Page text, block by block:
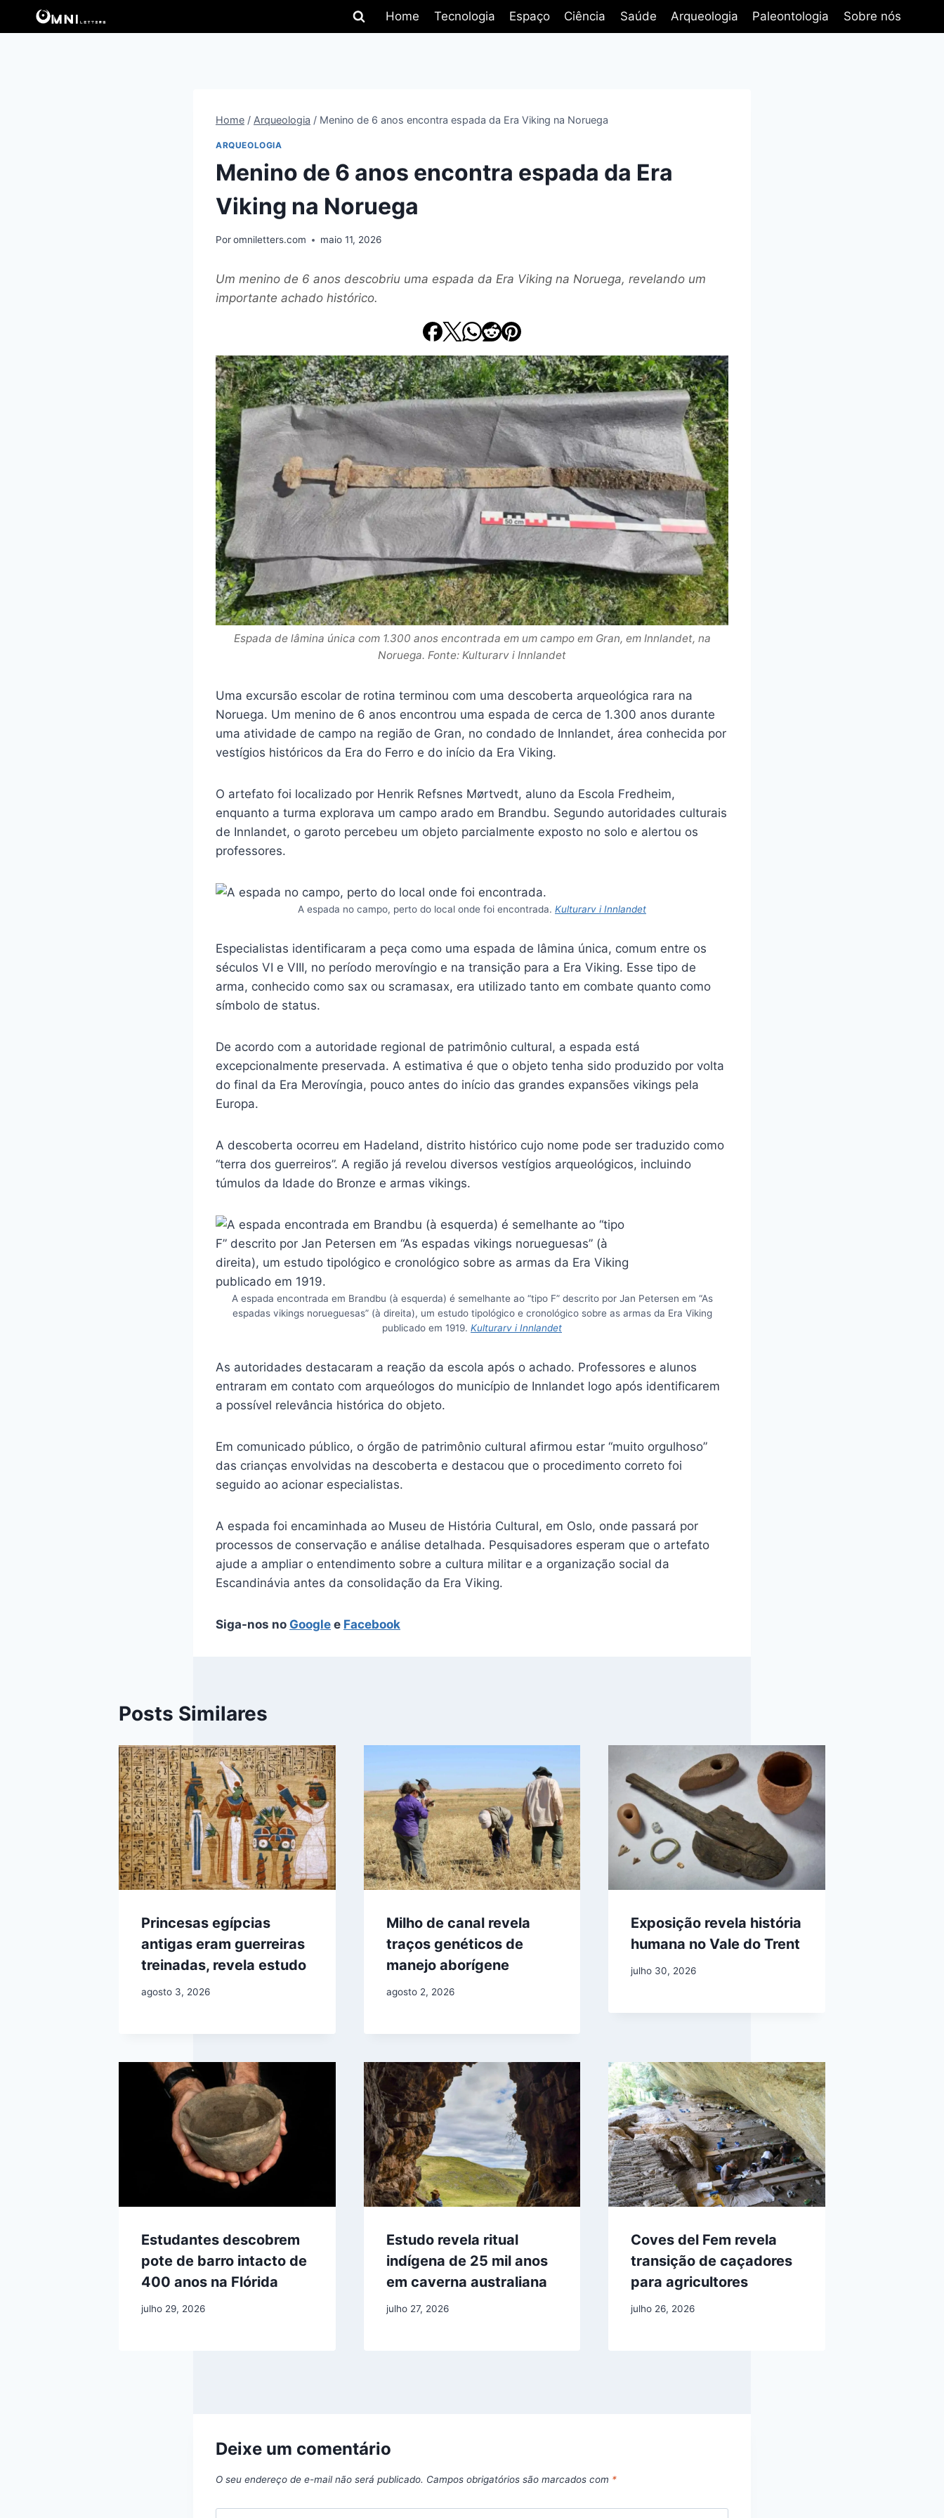
Home Tecnologia Espaço Ciência Saúde Arqueologia Paleontologia Sobre nós
Home / Arqueologia / Menino de 6 anos encontra espada da Era Viking na Noruega
ARQUEOLOGIA
Menino de 6 anos encontra espada da Era
Viking na Noruega
Poromniletters.com maio 11, 2026
Um menino de 6 anos descobriu uma espada da Era Viking na Noruega, revelando um
importante achado histórico.
Espada de lâmina única com 1.300 anos encontrada em um campo em Gran, em Innlandet, na
Noruega. Fonte: Kulturarv i Innlandet
Uma excursão escolar de rotina terminou com uma descoberta arqueológica rara na
Noruega. Um menino de 6 anos encontrou uma espada de cerca de 1.300 anos durante
uma atividade de campo na região de Gran, no condado de Innlandet, área conhecida por
vestígios históricos da Era do Ferro e do início da Era Viking.
O artefato foi localizado por Henrik Refsnes Mørtvedt, aluno da Escola Fredheim,
enquanto a turma explorava um campo arado em Brandbu. Segundo autoridades culturais
de Innlandet, o garoto percebeu um objeto parcialmente exposto no solo e alertou os
professores.
A espada no campo, perto do local onde foi encontrada. Kulturarv i Innlandet
Especialistas identificaram a peça como uma espada de lâmina única, comum entre os
séculos VI e VIII, no período merovíngio e na transição para a Era Viking. Esse tipo de
arma, conhecido como sax ou scramasax, era utilizado tanto em combate quanto como
símbolo de status.
De acordo com a autoridade regional de patrimônio cultural, a espada está
excepcionalmente preservada. A estimativa é que o objeto tenha sido produzido por volta
do final da Era Merovíngia, pouco antes do início das grandes expansões vikings pela
Europa.
A descoberta ocorreu em Hadeland, distrito histórico cujo nome pode ser traduzido como
“terra dos guerreiros”. A região já revelou diversos vestígios arqueológicos, incluindo
túmulos da Idade do Bronze e armas vikings.
A espada encontrada em Brandbu (à esquerda) é semelhante ao “tipo F” descrito por Jan Petersen em “As
espadas vikings norueguesas” (à direita), um estudo tipológico e cronológico sobre as armas da Era Viking
publicado em 1919. Kulturarv i Innlandet
As autoridades destacaram a reação da escola após o achado. Professores e alunos
entraram em contato com arqueólogos do município de Innlandet logo após identificarem
a possível relevância histórica do objeto.
Em comunicado público, o órgão de patrimônio cultural afirmou estar “muito orgulhoso”
das crianças envolvidas na descoberta e destacou que o procedimento correto foi
seguido ao acionar especialistas.
A espada foi encaminhada ao Museu de História Cultural, em Oslo, onde passará por
processos de conservação e análise detalhada. Pesquisadores esperam que o artefato
ajude a ampliar o entendimento sobre a cultura militar e a organização social da
Escandinávia antes da consolidação da Era Viking.
Siga-nos no Google e Facebook
Posts Similares
Princesas egípcias
antigas eram guerreiras
treinadas, revela estudo
agosto 3, 2026
Milho de canal revela
traços genéticos de
manejo aborígene
agosto 2, 2026
Exposição revela história
humana no Vale do Trent
julho 30, 2026
Estudantes descobrem
pote de barro intacto de
400 anos na Flórida
julho 29, 2026
Estudo revela ritual
indígena de 25 mil anos
em caverna australiana
julho 27, 2026
Coves del Fem revela
transição de caçadores
para agricultores
julho 26, 2026
Deixe um comentário
O seu endereço de e-mail não será publicado. Campos obrigatórios são marcados com *